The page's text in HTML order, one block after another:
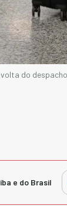
do
e do Brasil